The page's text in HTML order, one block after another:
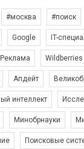
#москва #поиск
Google IT-
Wildberries
Апдейт
интеллект
Минобрнауки
Поисковые